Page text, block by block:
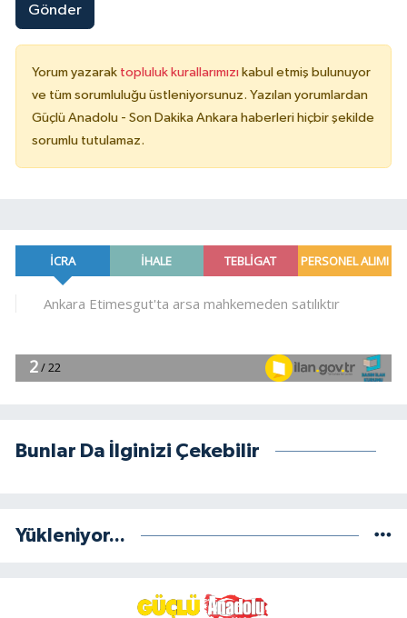
Gönder
Yorum yazarak topluluk kurallarımızı kabul etmiş bulunuyor
ve tüm sorumluluğu üstleniyorsunuz. Yazılan yorumlardan
Güçlü Anadolu - Son Dakika Ankara haberleri hiçbir şekilde
sorumlu tutulamaz.
Bunlar Da İlginizi Çekebilir
Yükleniyor...